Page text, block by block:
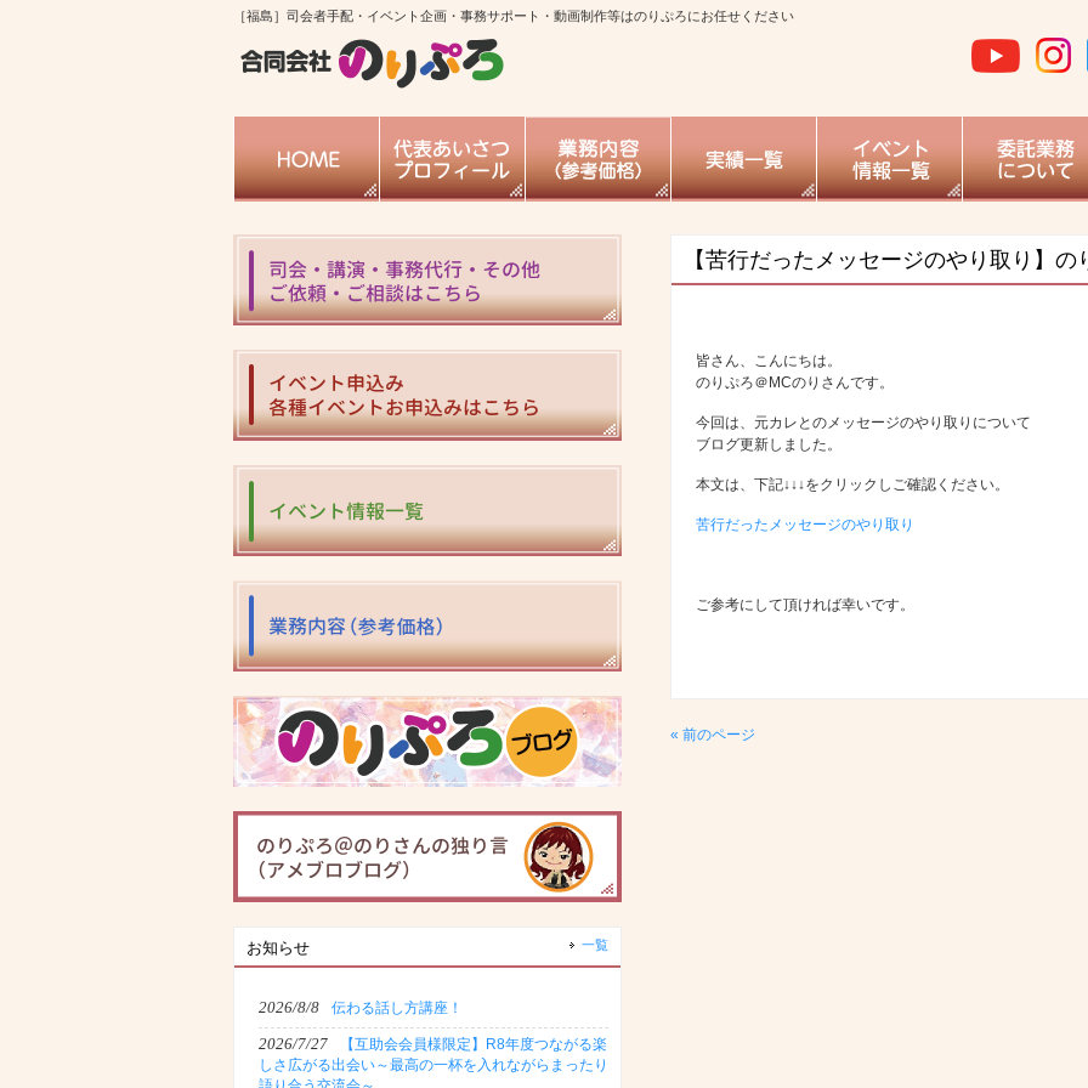
［福島］司会者手配・イベント企画・事務サポート・動画制作等はのりぷろにお任せください
【苦行だったメッセージのやり取り】の
皆さん、こんにちは。
のりぷろ＠MCのりさんです。
今回は、元カレとのメッセージのやり取りについて
ブログ更新しました。
本文は、下記↓↓↓をクリックしご確認ください。
苦行だったメッセージのやり取り
ご参考にして頂ければ幸いです。
« 前のページ
お知らせ 一覧
2026/8/8 伝わる話し方講座！
2026/7/27
【互助会会員様限定】R8年度つながる楽
しさ広がる出会い～最高の一杯を入れながらまったり